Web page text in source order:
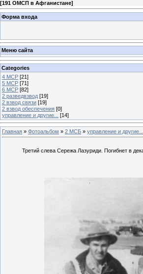
[191 ОМСП в Афганистане]
Форма входа
Меню сайта
Categories
4 МСР [21]
5 МСР [71]
6 МСР [82]
2 разведвзвод [19]
2 взвод связи [19]
2 взвод обеспечения [0]
управление и другие...
[14]
Главная » Фотоальбом » 2 МСБ » управление и другие...
Третий слева Сережа Лазуриди. Погибнет в